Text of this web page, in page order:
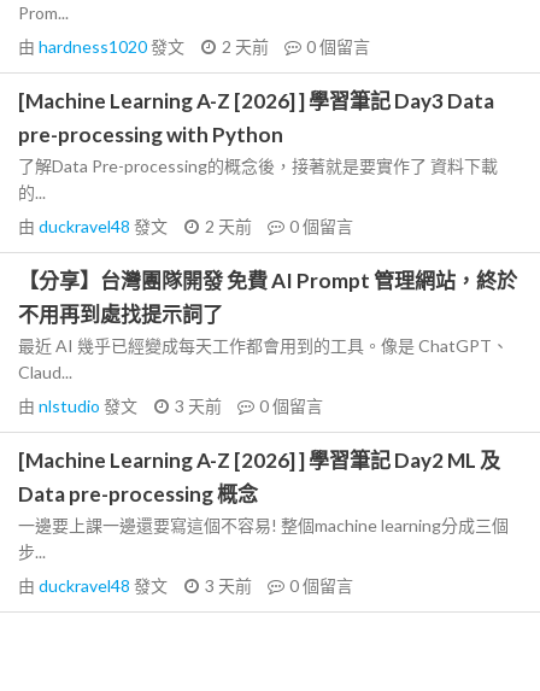
Prom...
由 hardness1020發文 2 天前 0個留言
[Machine Learning A-Z [2026] ] 學習筆記 Day3 Data
pre-processing with Python
了解Data Pre-processing的概念後，接著就是要實作了 資料下載
的...
由 duckravel48 發文 2 天前 0個留言
【分享】台灣團隊開發 免費 AI Prompt 管理網站，終於
不用再到處找提示詞了
最近 AI 幾乎已經變成每天工作都會用到的工具。像是 ChatGPT、
Claud...
由 nlstudio 發文 3 天前 0個留言
[Machine Learning A-Z [2026] ] 學習筆記 Day2 ML 及
Data pre-processing 概念
一邊要上課一邊還要寫這個不容易! 整個machine learning分成三個
步...
由 duckravel48 發文 3 天前 0個留言